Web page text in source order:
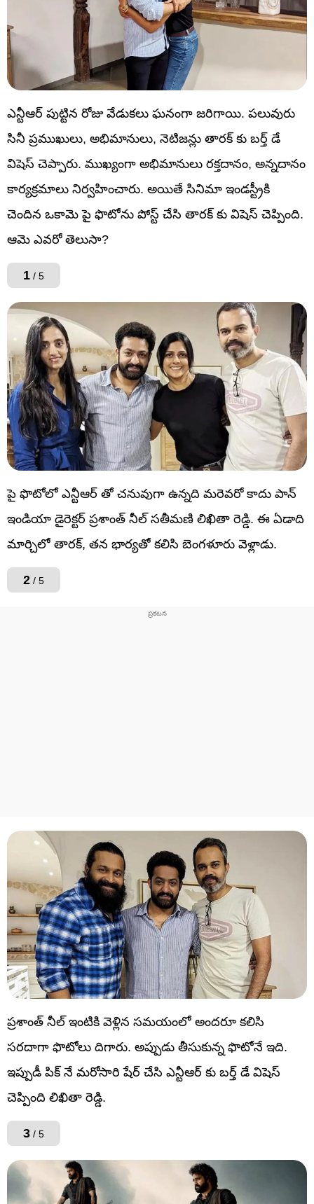
ఎన్టీఆర్ పుట్టిన రోజు వేడుకలు ఘనంగా జరిగాయి. పలువురు
సినీ ప్రముఖులు, అభిమానులు, నెటిజన్లు తారక్ కు బర్త్ డే
విషెస్ చెప్పారు. ముఖ్యంగా అభిమానులు రక్తదానం, అన్నదానం
కార్యక్రమాలు నిర్వహించారు. అయితే సినిమా ఇండస్ట్రీకి
చెందిన ఒకామె పై ఫొటోను పోస్ట్ చేసి తారక్ కు విషెస్ చెప్పింది.
ఆమె ఎవరో తెలుసా?
1 / 5
పై ఫొటోలో ఎన్టీఆర్ తో చనువుగా ఉన్నది మరెవరో కాదు పాన్
ఇండియా డైరెక్టర్ ప్రశాంత్ నీల్ సతీమణి లిఖితా రెడ్డి. ఈ ఏడాది
మార్చిలో తారక్, తన భార్యతో కలిసి బెంగళూరు వెళ్లాడు.
2 / 5
ప్రశాంత్ నీల్ ఇంటికి వెళ్లిన సమయంలో అందరూ కలిసి
సరదాగా ఫొటోలు దిగారు. అప్పుడు తీసుకున్న ఫొటోనే ఇది.
ఇప్పుడీ పిక్ నే మరోసారి షేర్ చేసి ఎన్టీఆర్ కు బర్త్ డే విషెస్
చెప్పింది లిఖితా రెడ్డి.
3 / 5